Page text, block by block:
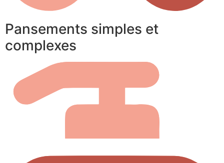
Pansements simples et
complexes